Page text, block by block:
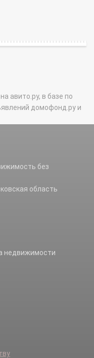
авито.ру, в базе по
домофонд.ру и
без
область